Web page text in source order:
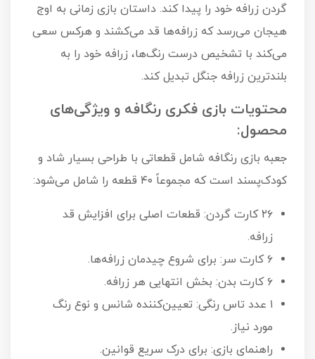
گردن زرافه خود را پیدا کند. داستان بازی زمانی به اوج
هیجان می‌رسد که زرافه‌ها قد می‌کشند و هرکس سعی
می‌کند با تشخیص درست رنگ‌ها، زرافه خود را به
بلندترین زرافه جنگل تبدیل کند.
محتویات بازی فکری رنگافه و ویژگی‌های
محصول:
جعبه بازی رنگافه شامل قطعاتی با طراحی بسیار شاد و
کودک‌پسند است که مجموعاً ۴۰ قطعه را شامل می‌شود:
۲۶ کارت گردن: قطعات اصلی برای افزایش قد
زرافه.
۶ کارت سر: برای شروع چیدمان زرافه‌ها.
۶ کارت بدن: بخش انتهایی هر زرافه.
۱ عدد تاس رنگی: تعیین‌کننده شانس و نوع رنگ
مورد نیاز.
راهنمای بازی: برای درک سریع قوانین.